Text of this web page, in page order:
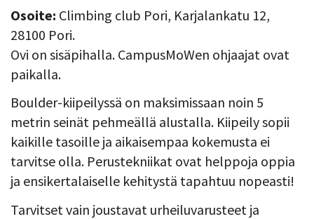
Osoite: Climbing club Pori, Karjalankatu 12,
28100 Pori.
Ovi on sisäpihalla. CampusMoWen ohjaajat ovat
paikalla.
Boulder-kiipeilyssä on maksimissaan noin 5
metrin seinät pehmeällä alustalla. Kiipeily sopii
kaikille tasoille ja aikaisempaa kokemusta ei
tarvitse olla. Perustekniikat ovat helppoja oppia
ja ensikertalaiselle kehitystä tapahtuu nopeasti!
Tarvitset vain joustavat urheiluvarusteet ja